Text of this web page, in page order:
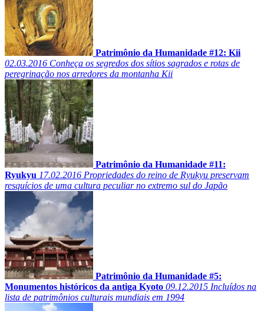
Patrimônio da Humanidade #12: Kii
02.03.2016 Conheça os segredos dos sítios sagrados e rotas de
peregrinação nos arredores da montanha Kii
Patrimônio da Humanidade #11:
Ryukyu 17.02.2016 Propriedades do reino de Ryukyu preservam
resquícios de uma cultura peculiar no extremo sul do Japão
Patrimônio da Humanidade #5:
Monumentos históricos da antiga Kyoto 09.12.2015 Incluídos na
lista de patrimônios culturais mundiais em 1994